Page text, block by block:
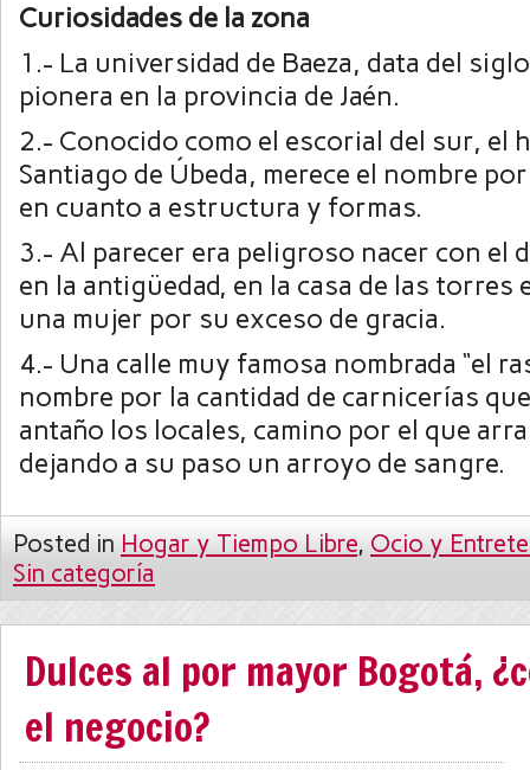
Curiosidades de la zona
1.- La universidad de Baeza, data del
pionera en la provincia de Jaén.
2.- Conocido como el escorial del sur, el
Santiago de Úbeda, merece el nombre
en cuanto a estructura y formas.
3.- Al parecer era peligroso nacer con el
en la antigüedad, en la casa de las torres
una mujer por su exceso de gracia.
4.- Una calle muy famosa nombrada “el
nombre por la cantidad de carnicerías
antaño los locales, camino por el que
dejando a su paso un arroyo de sangre.
Posted in Hogar y Tiempo Libre, Ocio y
Sin categoría
Dulces al por mayor Bogotá,
el negocio?